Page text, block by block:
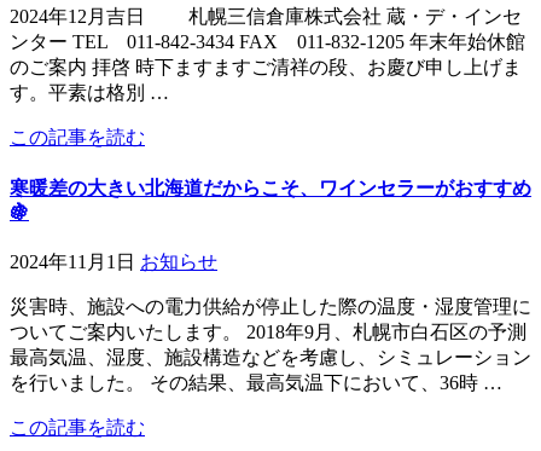
2024年12月吉日 札幌三信倉庫株式会社 蔵・デ・インセ
ンター TEL 011-842-3434 FAX 011-832-1205 年末年始休館
のご案内 拝啓 時下ますますご清祥の段、お慶び申し上げま
す。平素は格別 …
この記事を読む
寒暖差の大きい北海道だからこそ、ワインセラーがおすすめ
🍇
2024年11月1日 お知らせ
災害時、施設への電力供給が停止した際の温度・湿度管理に
ついてご案内いたします。 2018年9月、札幌市白石区の予測
最高気温、湿度、施設構造などを考慮し、シミュレーション
を行いました。 その結果、最高気温下において、36時 …
この記事を読む